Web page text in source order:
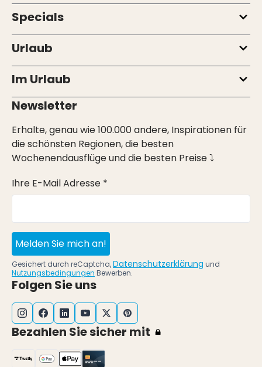
Specials
Urlaub
Im Urlaub
Newsletter
Erhalte, genau wie 100.000 andere, Inspirationen für
die schönsten Regionen, die besten
Wochenendausflüge und die besten Preise ⤵
Ihre E-Mail Adresse *
Melden Sie mich an!
Gesichert durch reCaptcha,Datenschutzerklärung und
Nutzungsbedingungen Bewerben.
Folgen Sie uns
Bezahlen Sie sicher mit